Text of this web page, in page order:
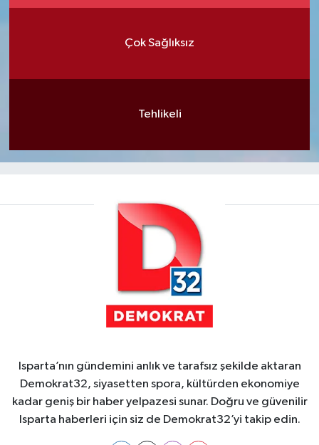
Çok Sağlıksız
Tehlikeli
Isparta’nın gündemini anlık ve tarafsız şekilde aktaran
Demokrat32, siyasetten spora, kültürden ekonomiye
kadar geniş bir haber yelpazesi sunar. Doğru ve güvenilir
Isparta haberleri için siz de Demokrat32’yi takip edin.